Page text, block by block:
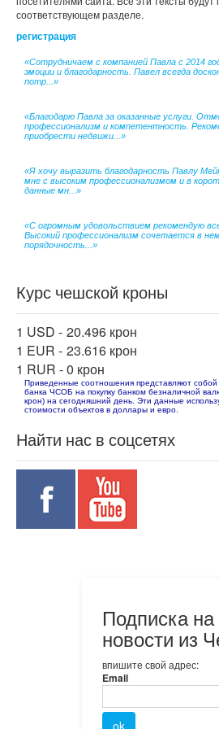
соответствующем разделе.
регистрация
«Сотрудничаем с компанией Павла с 2014
эмоции и благодарность. Павел всегда
потр...»
«Благодарю Павла за оказанные услуги.
профессионализм и компетентность.
приобрести недвижи...»
«Я хочу выразить благодарность Павлу
мне с высоким профессионализмом и в
данные мн...»
«С огромным удовольствием рекомендую
Высокий профессионализм сочетается в
порядочность...»
Курс чешской кроны
1 USD - 20.496 крон
1 EUR - 23.616 крон
1 RUR -0 крон
Приведенные соотношения представляют собой
банка ЧСОБ на покупку банком безналичной
крон) на сегодняшний день. Эти данные
стоимости объектов в доллары и евро.
Найти нас в соцсетях
Подписка на
новости из
впишите свой адрес:
Email